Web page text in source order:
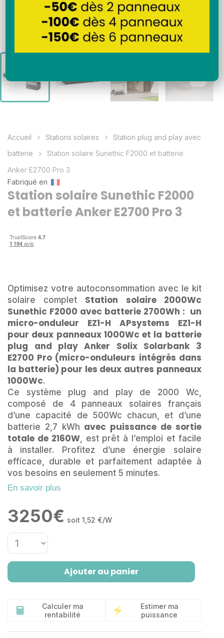
Accueil Stations solaires
Station plug and play avec
batterie
Station solaire Sunethic F2000 et batterie
Anker E2700 Pro 3
Fabriqué en
Station solaire Sunethic F2000
et batterie Anker E2700 Pro 3
Optimisez votre autoconsommation avec le kit
solaire complet Station solaire 2000Wc
Sunethic F2000 avec batterie 2700Wh : un
micro-onduleur EZ1-H APsystems EZ1-H
pour deux panneaux 1000Wc et la batterie
plug and play Anker Solix Solarbank 3
E2700 Pro (micro-onduleurs intégrés dans
la batterie) pour les deux autres panneaux
1000Wc.
Ce système plug and play de 2000 Wc,
composé de 4 panneaux solaires français
d’une capacité de 500Wc chacun, et d’une
batterie 2,7 kWh avec puissance de sortie
totale de 2160W, est prêt à l’emploi et facile
à installer. Profitez d’une énergie solaire
efficace, durable et parfaitement adaptée à
vos besoins en seulement 5 minutes.
En savoir plus
3250€ soit 1,52 €/W
Ajouter au panier
Calculer ma
rentabilité
Estimer ma
puissance